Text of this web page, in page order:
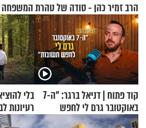
הרב זמיר כהן - סודה של טהרת המשפחה
קוד פתוח | דניאל ברגר: "ה-7
באוקטובר גרם לי לחפש
תשובות"
רעיונות
כמעט